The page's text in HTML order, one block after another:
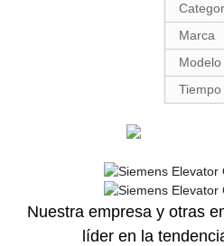
Marca
Modelo
Nuestra empresa y otras
líder en la